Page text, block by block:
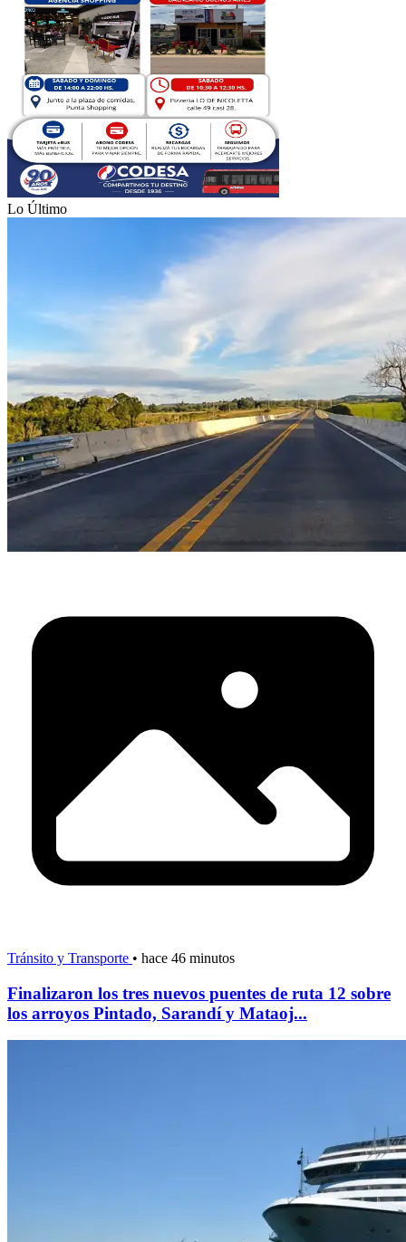
Lo Último
Tránsito y Transporte • hace 46 minutos
Finalizaron los tres nuevos puentes de ruta 12 sobre
los arroyos Pintado, Sarandí y Mataoj...